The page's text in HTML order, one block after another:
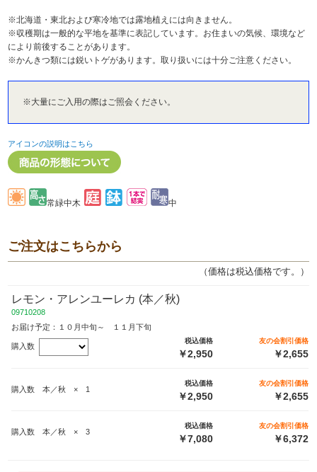
※北海道・東北および寒冷地では露地植えには向きません。
※収穫期は一般的な平地を基準に表記しています。お住まいの気候、環境など
により前後することがあります。
※かんきつ類には鋭いトゲがあります。取り扱いには十分ご注意ください。
※大量にご入用の際はご照会ください。
アイコンの説明はこちら
常緑中木 中
ご注文はこちらから
（価格は税込価格です。）
レモン・アレンユーレカ (本／秋)
09710208
お届け予定：１０月中旬～ １１月下旬
購入数
税込価格
￥2,950
友の会割引価格
￥2,655
購入数 本／秋 × 1
税込価格
￥2,950
友の会割引価格
￥2,655
購入数 本／秋 × 3
税込価格
￥7,080
友の会割引価格
￥6,372